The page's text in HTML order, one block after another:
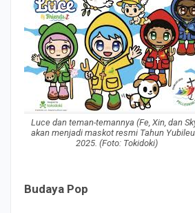
Luce dan teman-temannya (Fe, Xin, dan
akan menjadi maskot resmi Tahun
2025. (Foto: Tokidoki)
Budaya Pop